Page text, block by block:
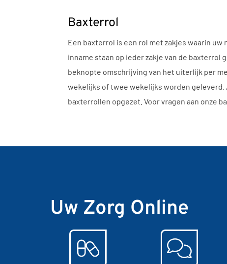
Baxterrol
Een baxterrol is een rol met zakjes waarin
inname staan op ieder zakje van de baxterrol
beknopte omschrijving van het uiterlijk per
wekelijks of twee wekelijks worden geleverd.
baxterrollen opgezet. Voor vragen aan onze
Uw Zorg Online